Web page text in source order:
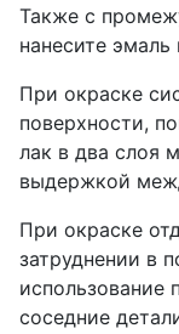
Также с
нанесите
При окраске
поверхности,
лак в два слоя
выдержкой
При окраске
затруднении в
использование
соседние